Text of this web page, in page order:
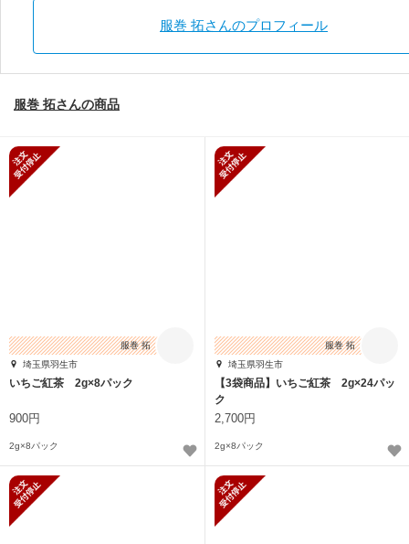
服巻 拓さんのプロフィール
服巻 拓さんの商品
服巻 拓
埼玉県羽生市
いちご紅茶 2g×8パック
900円
2g×8パック
服巻 拓
埼玉県羽生市
【3袋商品】いちご紅茶 2g×24パッ
ク
2,700円
2g×8パック